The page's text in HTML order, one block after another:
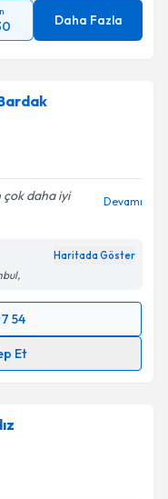
Daha Fazla
daha iyi
Devamı
Haritada Göster
54
Et
posta ile